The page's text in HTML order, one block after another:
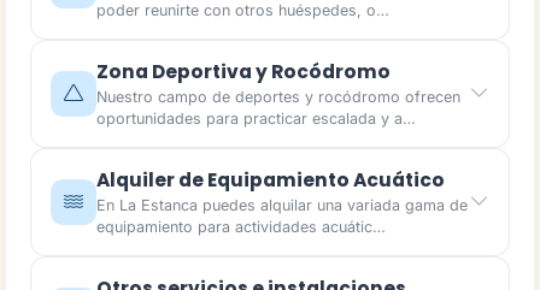
poder reunirte con otros huéspedes, o…
Zona Deportiva y Rocódromo
Nuestro campo de deportes y rocódromo ofrecen
oportunidades para practicar escalada y a…
Alquiler de Equipamiento Acuático
En La Estanca puedes alquilar una variada gama de
equipamiento para actividades acuátic…